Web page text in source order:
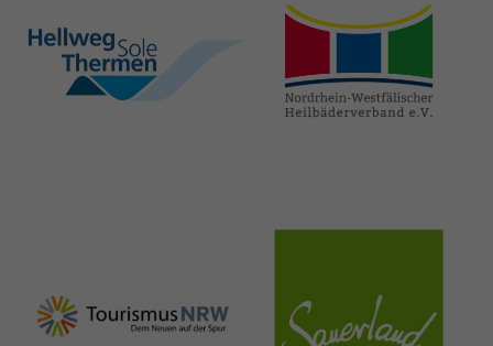
hellweg-sole-
thermen.de
heilbaeder.de
nrw-
tourismus.de
sauerland.co
m